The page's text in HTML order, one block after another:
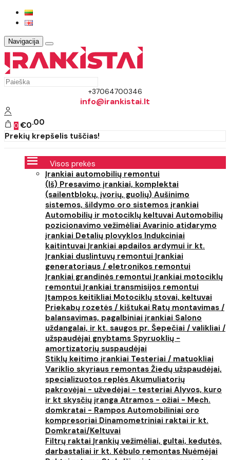
Navigacija
+37064700346
info@irankistai.lt
0 €0 00
Prekių krepšelis tuščias!
Visos prekės
Įrankiai automobilių remontui
(Iš) Presavimo įrankiai, komplektai
(sailentblokų, įvorių, guolių) Aušinimo
sistemos, šildymo oro sistemos įrankiai
Automobilių ir motociklų keltuvai Automobilių
pozicionavimo vežimėliai Avarinio atidarymo
įrankiai Detalių plovyklos Indukciniai
kaitintuvai Įrankiai apdailos ardymui ir kt.
Įrankiai duslintuvų remontui Įrankiai
generatoriaus / eletronikos remontui
Įrankiai grandinės remontui Įrankiai motociklų
remontui Įrankiai transmisijos remontui
Įtampos keitikliai Motociklų stovai, keltuvai
Priekabų rozetės / kištukai Ratų montavimas /
balansavimas, pagalbiniai įrankiai Salono
uždangalai, ir kt. saugos pr. Šepečiai / valikliai /
užspaudėjai gnybtams Spyruoklių -
amortizatorių suspaudėjai
Stiklų keitimo įrankiai Testeriai / matuokliai
Variklio skyriaus remontas Žiedų užspaudėjai,
specializuotos replės Akumuliatorių
pakrovėjai - užvedėjai - testeriai Alyvos, kuro
ir kt skysčių įranga Atramos - ožiai - Mech.
domkratai - Rampos Automobiliniai oro
kompresoriai Dinamometriniai raktai ir kt.
Domkratai/Keltuvai
Filtrų raktai Įrankių vežimėliai, gultai, kedutės,
darbastaliai ir kt. Kėbulo remontas Nuėmėjai